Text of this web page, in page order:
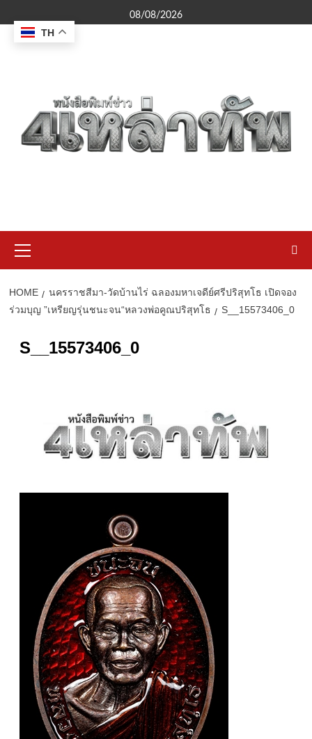
to
content
08/08/2026
Menu
HOME
นครราชสีมา-วัดบ้านไร่ ฉลองมหาเจดีย์ศรีปริสุทโธ เปิดจอง
ร่วมบุญ ”เหรียญรุ่นชนะจน“หลวงพ่อคูณปริสุทโธ
S__15573406_0
S__15573406_0
TH